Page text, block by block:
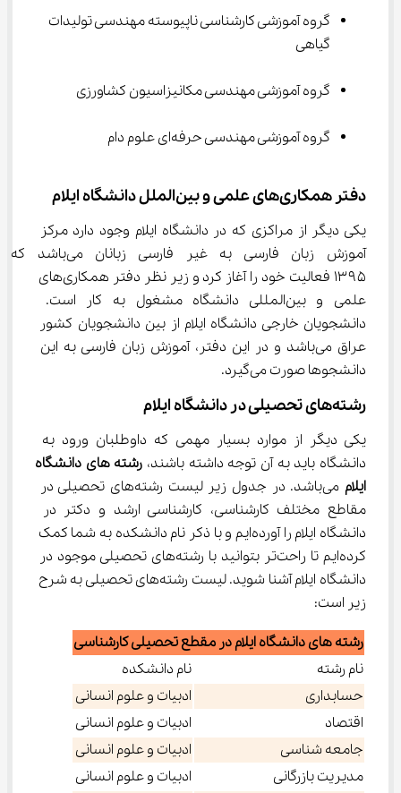
گروه آموزشی کارشناسی ناپیوسته مهندسی تولیدات
گیاهی
گروه آموزشی مهندسی مکانیزاسیون کشاورزی
گروه آموزشی مهندسی حرفه‌ای علوم دام
دفتر همکاری‌های علمی و بین‌الملل دانشگاه ایلام
یکی دیگر از مراکزی که در دانشگاه ایلام وجود دارد مرکز
آموزش زبان فارسی به غیر
۱۳۹۵ فعالیت خود را آغاز کرد و زیر نظر دفتر همکاری‌های
علمی و بین‌المللی دانشگاه مشغول به کار است.
دانشجویان خارجی دانشگاه ایلام از بین دانشجویان کشور
عراق می‌باشد و در این دفتر، آموزش زبان فارسی به این
دانشجوها صورت می‌گیرد.
رشته‌های تحصیلی در دانشگاه ایلام
یکی دیگر از موارد بسیار مهمی که داوطلبان ورود به
دانشگاه باید به آن توجه داشته باشند، رشته‌ های دانشگاه
ایلام
می‌باشد. در جدول زیر لیست رشته‌های تحصیلی در
مقاطع مختلف کارشناسی، کارشناسی ارشد و دکتر در
دانشگاه ایلام را آورده‌ایم و با ذکر نام دانشکده به شما کمک
کرده‌ایم تا راحت‌تر بتوانید با رشته‌های تحصیلی موجود در
دانشگاه ایلام آشنا شوید. لیست رشته‌های تحصیلی به شرح
زیر است:
رشته های دانشگاه ایلام در مقطع تحصیلی کارشناسی
نام رشته
نام دانشکده
حسابداری
ادبیات و علوم انسانی
اقتصاد
ادبیات و علوم انسانی
جامعه شناسی
ادبیات و علوم انسانی
مدیریت بازرگانی
ادبیات و علوم انسانی